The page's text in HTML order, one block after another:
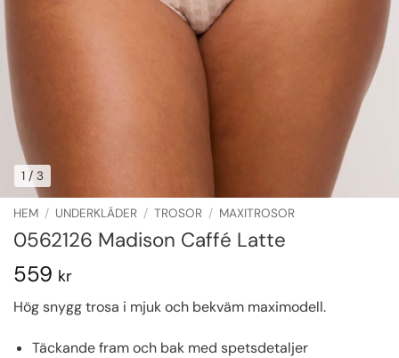
1 / 3
HEM / UNDERKLÄDER / TROSOR / MAXITROSOR
0562126 Madison Caffé Latte
559 kr
Hög snygg trosa i mjuk och bekväm maximodell.
Täckande fram och bak med spetsdetaljer